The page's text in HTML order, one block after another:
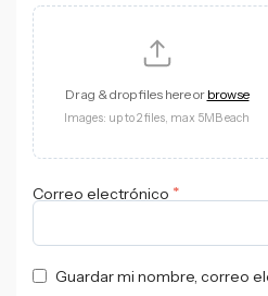
Drag & drop files here or browse
Images: up to 2 files, max 5MB each
Correo electrónico *
Guardar mi nombre, correo